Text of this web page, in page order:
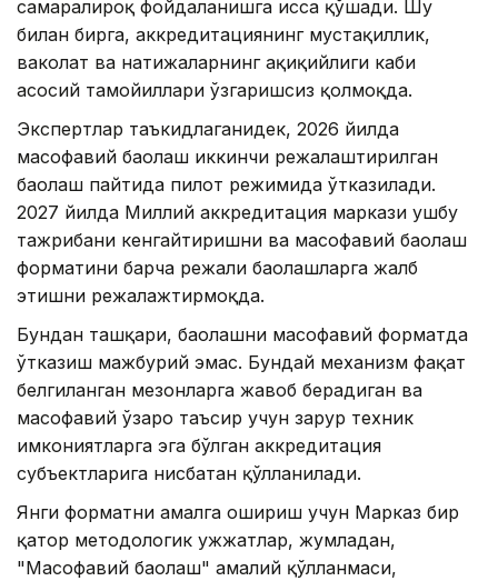
самаралироқ фойдаланишга ҳисса қўшади. Шу
билан бирга, аккредитациянинг мустақиллик,
ваколат ва натижаларнинг ҳақиқийлиги каби
асосий тамойиллари ўзгаришсиз қолмоқда.
Экспертлар таъкидлаганидек, 2026 йилда
масофавий баҳолаш иккинчи режалаштирилган
баҳолаш пайтида пилот режимида ўтказилади.
2027 йилда Миллий аккредитация маркази ушбу
тажрибани кенгайтиришни ва масофавий баҳолаш
форматини барча режали баҳолашларга жалб
этишни режалажтирмоқда.
Бундан ташқари, баҳолашни масофавий форматда
ўтказиш мажбурий эмас. Бундай механизм фақат
белгиланган мезонларга жавоб берадиган ва
масофавий ўзаро таъсир учун зарур техник
имкониятларга эга бўлган аккредитация
субъектларига нисбатан қўлланилади.
Янги форматни амалга ошириш учун Марказ бир
қатор методологик ҳужжатлар, жумладан,
"Масофавий баҳолаш" амалий қўлланмаси,